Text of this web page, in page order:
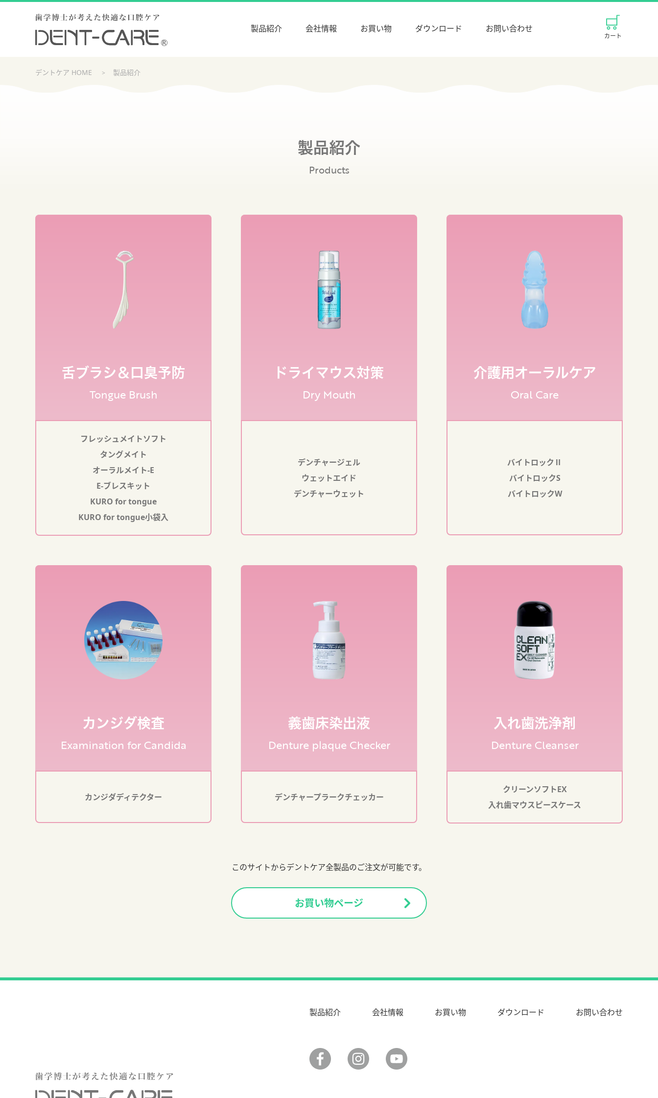
製品紹介
会社情報 お買い物 ダウンロード お問い合わせ
カート
デントケア HOME 製品紹介
製品紹介
Products
舌ブラシ＆口臭予防
Tongue Brush
フレッシュメイトソフト
タングメイト
オーラルメイト-E
E-ブレスキット
KURO for tongue
KURO for tongue小袋入
ドライマウス対策
Dry Mouth
デンチャージェル
ウェットエイド
デンチャーウェット
介護用オーラルケア
Oral Care
バイトロックⅡ
バイトロックS
バイトロックW
カンジダ検査
Examination for Candida
カンジダディテクター
義歯床染出液
Denture plaque Checker
デンチャープラークチェッカー
入れ歯洗浄剤
Denture Cleanser
クリーンソフトEX
入れ歯マウスピースケース
このサイトからデントケア全製品のご注文が可能です。
お買い物ページ
製品紹介 会社情報 お買い物 ダウンロード お問い合わせ
facebook instagram